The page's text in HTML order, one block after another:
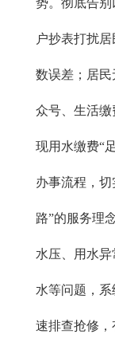
户抄表打扰
数误差；居
众号、生活
现用水缴费“
办事流程，
路”的服务理
水压、用水
水等问题，
速排查抢修